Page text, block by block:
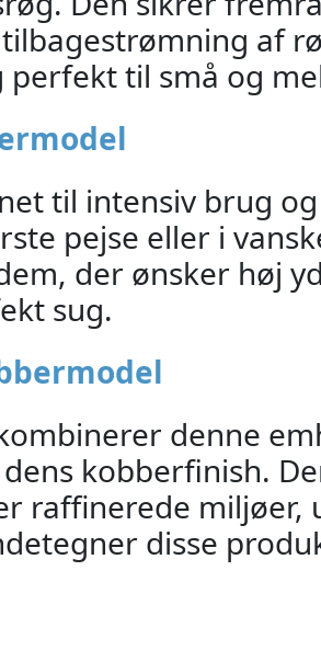
af
til små og
til intensiv brug
pejse eller i
der ønsker høj
sug.
denne
kobberfinish.
raffinerede
disse